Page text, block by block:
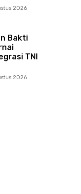
2026
Bakti
TNI
2026